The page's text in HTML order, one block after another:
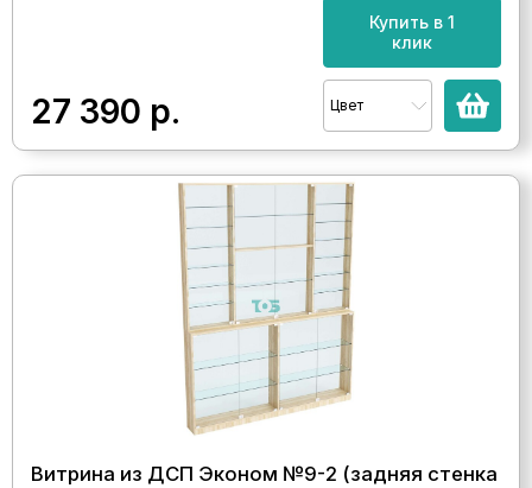
27 390 р.
Купить в 1
клик
Цвет
Витрина из ДСП Эконом №9-2 (задняя стенка